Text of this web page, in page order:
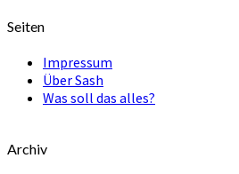
Seiten
Impressum
Über Sash
Was soll das alles?
Archiv